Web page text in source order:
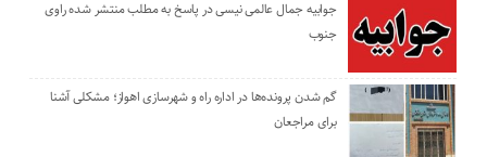
جوابیه جمال عالمی نیسی در پاسخ به مطلب منتشر شده راوی
جنوب
گم شدن پرونده‌ها در اداره راه و شهرسازی اهواز؛ مشکلی آشنا
برای مراجعان